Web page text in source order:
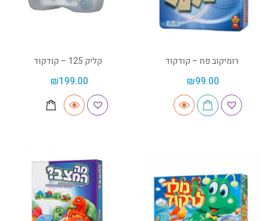
רומיקוב פח – קודקוד
₪99.00
קליק 125 – קודקוד
₪199.00